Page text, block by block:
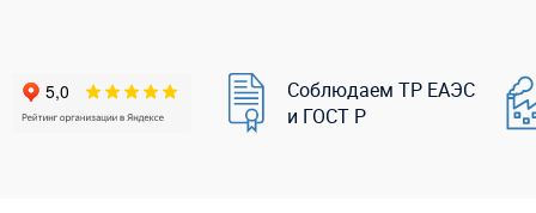
Соблюдаем ТР ЕАЭС
и ГОСТ Р